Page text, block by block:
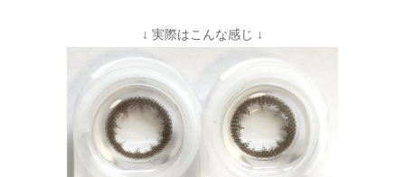
↓ 実際はこんな感じ ↓